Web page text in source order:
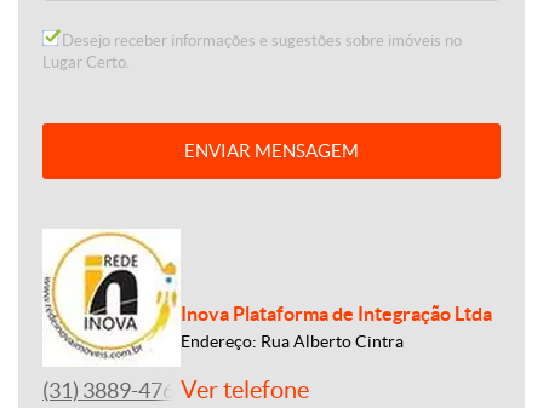
Desejo receber informações e sugestões sobre imóveis no
Lugar Certo.
ENVIAR MENSAGEM
Inova Plataforma de Integração Ltda
Endereço: Rua Alberto Cintra
(31) 3889-4765Ver telefone